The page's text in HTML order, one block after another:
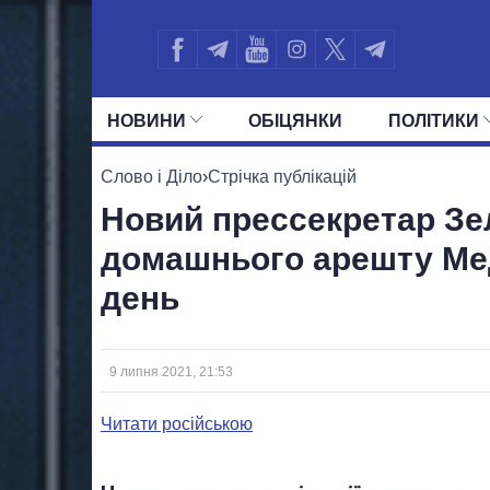
НОВИНИ ОБIЦЯНКИ ПОЛIТИКИ
УСІ ПОЛІТИКИ
Слово і Діло›Стрічка публікацій
Новий прессекретар
домашнього арешту
день
9 липня 2021, 21:53
Читати російською